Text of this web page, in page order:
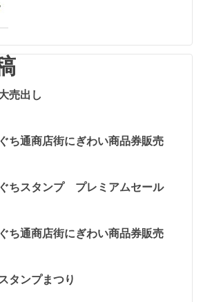
売出し
ち通商店街にぎわい商品券販売
ちスタンプ プレミアムセール
ち通商店街にぎわい商品券販売
タンプまつり